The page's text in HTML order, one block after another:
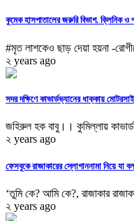
কুমেক হাসপাতালের জরুরি বিভাগ. ক্লিনিক ও
#মৃত লাশকেও ছাড় দেয়া হয়না -
২ years ago
সদর দক্ষিণে কাভার্ডভ্যানের ধাক্কায়
জহিরুল হক বাবু।। কুমিল্লায়
২ years ago
ফেসবুকে রাজাকারের স্লোগাননামা নিয়ে
‘তুমি কে? আমি কে?, রাজাকার
২ years ago